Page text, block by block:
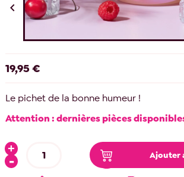

19,95 €
Le pichet de la bonne humeur !
Attention : dernières pièces
Ajouter